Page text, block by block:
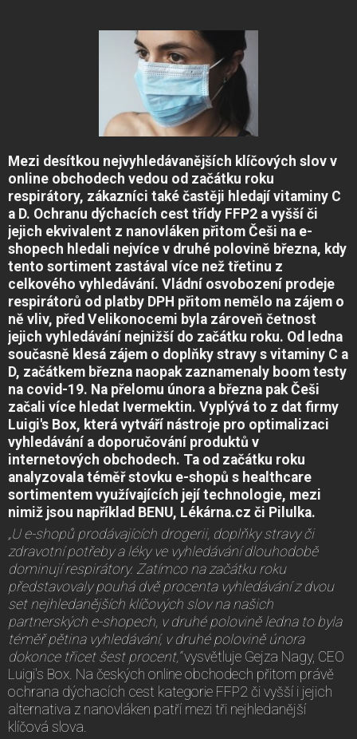
Mezi desítkou nejvyhledávanějších klíčových slov v
online obchodech vedou od začátku roku
respirátory, zákazníci také častěji hledají vitaminy C
a D. Ochranu dýchacích cest třídy FFP2 a vyšší či
jejich ekvivalent z nanovláken přitom Češi na e-
shopech hledali nejvíce v druhé polovině března, kdy
tento sortiment zastával více než třetinu z
celkového vyhledávání. Vládní osvobození prodeje
respirátorů od platby DPH přitom nemělo na zájem o
ně vliv, před Velikonocemi byla zároveň četnost
jejich vyhledávání nejnižší do začátku roku. Od ledna
současně klesá zájem o doplňky stravy s vitaminy C a
D, začátkem března naopak zaznamenaly boom testy
na covid-19. Na přelomu února a března pak Češi
začali více hledat Ivermektin. Vyplývá to z dat firmy
Luigi's Box, která vytváří nástroje pro optimalizaci
vyhledávání a doporučování produktů v
internetových obchodech. Ta od začátku roku
analyzovala téměř stovku e-shopů s healthcare
sortimentem využívajících její technologie, mezi
nimiž jsou například BENU, Lékárna.cz či Pilulka.
„U e-shopů prodávajících drogerii, doplňky stravy či
zdravotní potřeby a léky ve vyhledávání dlouhodobě
dominují respirátory. Zatímco na začátku roku
představovaly pouhá dvě procenta vyhledávání z dvou
set nejhledanějších klíčových slov na našich
partnerských e-shopech, v druhé polovině ledna to byla
téměř pětina vyhledávání, v druhé polovině února
dokonce třicet šest procent,“vysvětluje Gejza Nagy, CEO
Luigi's Box. Na českých online obchodech přitom právě
ochrana dýchacích cest kategorie FFP2 či vyšší i jejich
alternativa z nanovláken patří mezi tři nejhledanější
klíčová slova.